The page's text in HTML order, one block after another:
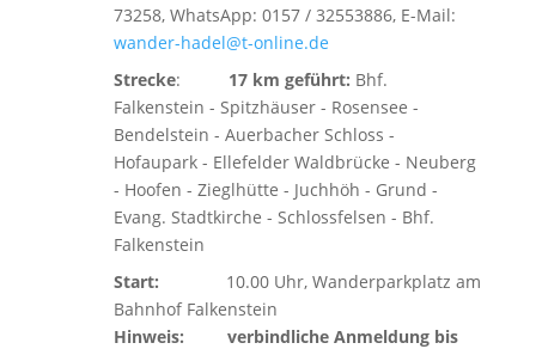
73258, WhatsApp: 0157 / 32553886, E-Mail:
wander-hadel@t-online.de
Strecke: 17 km geführt: Bhf.
Falkenstein - Spitzhäuser - Rosensee -
Bendelstein - Auerbacher Schloss -
Hofaupark - Ellefelder Waldbrücke - Neuberg
- Hoofen - Zieglhütte - Juchhöh - Grund -
Evang. Stadtkirche - Schlossfelsen - Bhf.
Falkenstein
Start: 10.00 Uhr, Wanderparkplatz am
Bahnhof Falkenstein
Hinweis:
verbindliche Anmeldung bis